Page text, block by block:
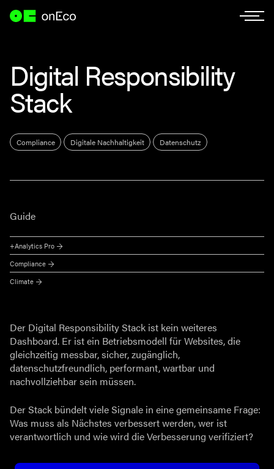
Digital Responsibility
Stack
Compliance Digitale Nachhaltigkeit Datenschutz
Guide
+Analytics Pro
Compliance
Climate
Der Digital Responsibility Stack ist kein weiteres
Dashboard. Er ist ein Betriebsmodell für Websites, die
gleichzeitig messbar, sicher, zugänglich,
datenschutzfreundlich, performant, wartbar und
nachvollziehbar sein müssen.
Der Stack bündelt viele Signale in eine gemeinsame Frage:
Was muss als Nächstes verbessert werden, wer ist
verantwortlich und wie wird die Verbesserung verifiziert?